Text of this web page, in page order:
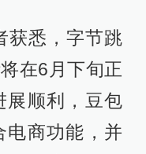
获悉，字节跳
在6月下旬正
展顺利，豆包
电商功能，并